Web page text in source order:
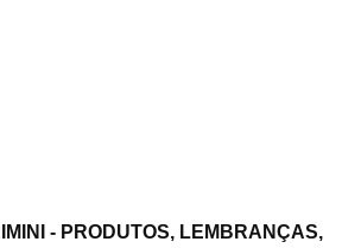
- PRODUTOS, LEMBRANÇAS,